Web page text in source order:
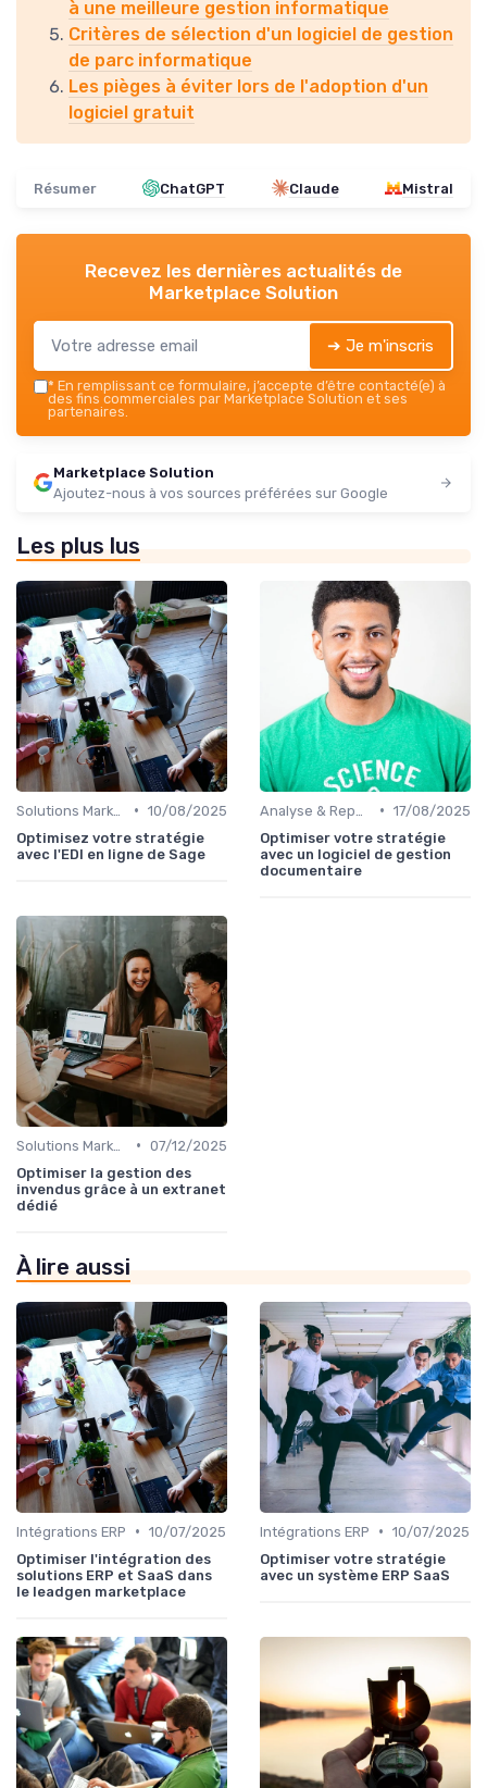
à une meilleure gestion informatique
Critères de sélection d'un logiciel de gestion
de parc informatique
Les pièges à éviter lors de l'adoption d'un
logiciel gratuit
Résumer ChatGPT Claude Mistral
Recevez les dernières actualités de
Marketplace Solution
➔ Je m'inscris
* En remplissant ce formulaire, j’accepte d’être contacté(e) à
des fins commerciales par Marketplace Solution et ses
partenaires.
Marketplace Solution
Ajoutez-nous à vos sources préférées sur Google
Les plus lus
• 10/08/2025
Optimisez votre stratégie
avec l'EDI en ligne de Sage
• 17/08/2025
Optimiser votre stratégie
avec un logiciel de gestion
documentaire
• 07/12/2025
Optimiser la gestion des
invendus grâce à un extranet
dédié
À lire aussi
Intégrations ERP • 10/07/2025
Optimiser l'intégration des
solutions ERP et SaaS dans
le leadgen marketplace
Intégrations ERP • 10/07/2025
Optimiser votre stratégie
avec un système ERP SaaS